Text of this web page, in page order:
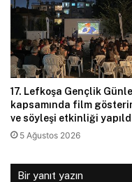
17. Lefkoşa Gençlik
kapsamında film
ve söyleşi etkinliği
5 Ağustos 2026
Bir yanıt yazın